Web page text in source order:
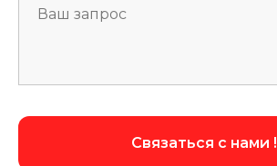
Связаться с нами !